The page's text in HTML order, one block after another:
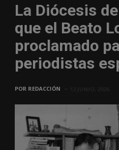
La Diócesis
que el Beato
proclamado
periodistas
POR REDACCIÓN